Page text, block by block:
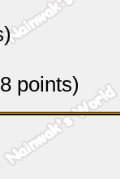
points)